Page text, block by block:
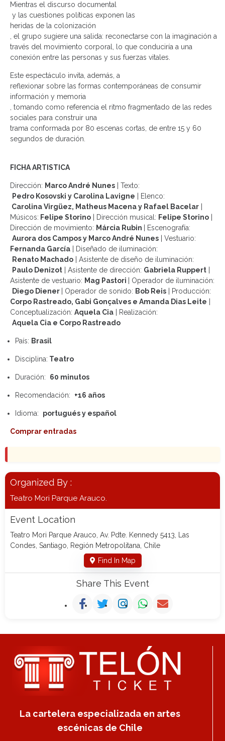
Mientras el discurso documental
y las cuestiones políticas exponen las
heridas de la colonización
, el grupo sugiere una salida: reconectarse con la imaginación a
través del movimiento corporal, lo que conduciría a una
conexión entre las personas y sus fuerzas vitales.
Este espectáculo invita, además, a
reflexionar sobre las formas contemporáneas de consumir
información y memoria
, tomando como referencia el ritmo fragmentado de las redes
sociales para construir una
trama conformada por 80 escenas cortas, de entre 15 y 60
segundos de duración.
FICHA ARTISTICA
Dirección: Marco André Nunes
Texto:
Pedro Kosovski y Carolina Lavigne
Elenco:
Carolina Virgüez, Matheus Macena y Rafael Bacelar
Músicos: Felipe Storino Dirección musical: Felipe Storino
Dirección de movimiento: Márcia Rubin
Escenografía:
Aurora dos Campos y Marco André Nunes
Vestuario:
Fernanda García
Diseñado de iluminación:
Renato Machado
Asistente de diseño de iluminación:
Paulo Denizot
Asistente de dirección: Gabriela Ruppert
Asistente de vestuario: Mag Pastori
Operador de iluminación:
Diego Diener
Operador de sonido: Bob Reis
Producción:
Corpo Rastreado, Gabi Gonçalves e Amanda Dias Leite
Conceptualización: Aquela Cia
Realización:
Aquela Cia e Corpo Rastreado
País: Brasil
Disciplina: Teatro
Duración: 60 minutos
Recomendación: +16 años
Idioma: portugués y español
Comprar entradas
Organized By :
Teatro Mori Parque Arauco.
Event Location
Teatro Mori Parque Arauco, Av. Pdte. Kennedy 5413, Las
Condes, Santiago, Región Metropolitana, Chile
Find In Map
Share This Event
La cartelera especializada en artes
escénicas de Chile